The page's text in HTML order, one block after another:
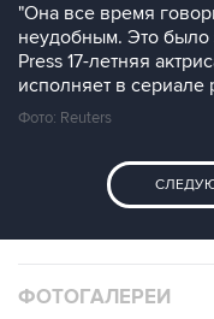
"Она все время
неудобным. Это было
Press 17-летняя
исполняет в сериале
Фото: Reuters
ФОТОГАЛЕРЕИ